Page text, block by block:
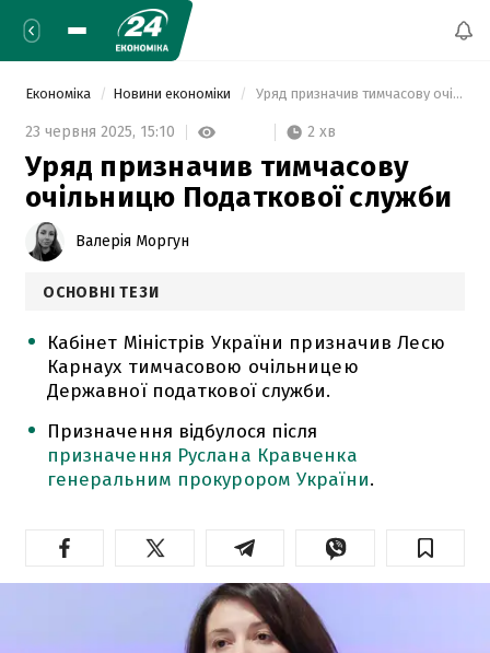
Економіка Новини економіки Уряд призначив тимчасову очільницю Податкової служби
23 червня 2025, 15:10 2 хв
Уряд призначив тимчасову
очільницю Податкової служби
Валерія Моргун
ОСНОВНІ ТЕЗИ
Кабінет Міністрів України призначив Лесю
Карнаух тимчасовою очільницею
Державної податкової служби.
Призначення відбулося після
призначення Руслана Кравченка
генеральним прокурором України.